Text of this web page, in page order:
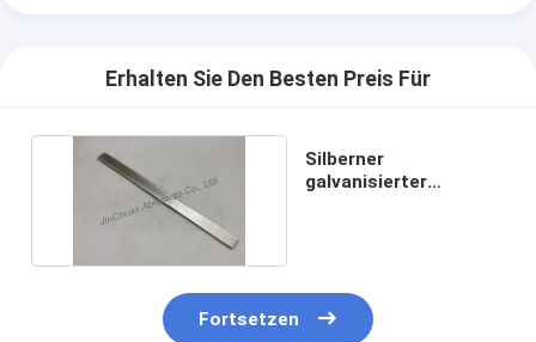
Erhalten Sie Den Besten Preis Für
Silberner
galvanisierter
Fortsetzen